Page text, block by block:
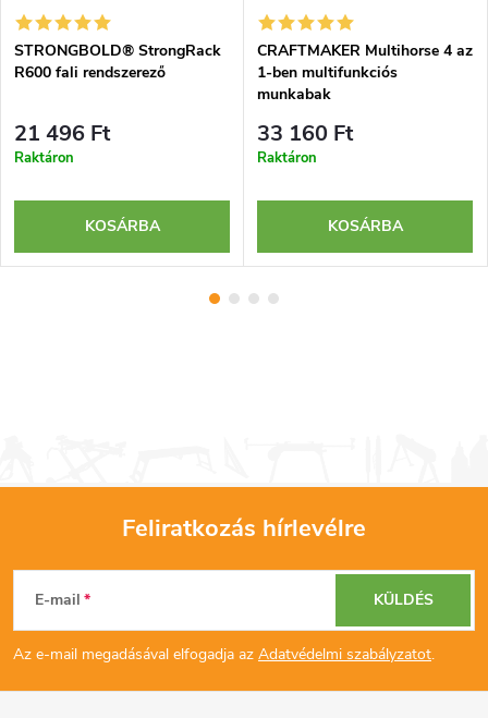
STRONGBOLD® StrongRack
R600 fali rendszerező
21 496 Ft
Raktáron
KOSÁRBA
CRAFTMAKER Multihorse 4 az
1-ben multifunkciós
munkabak
33 160 Ft
Raktáron
KOSÁRBA
L
á
b
Feliratkozás hírlevélre
E-mail
Az e-mail megadásával elfogadja az Adatvédelmi szabályzatot.
KÜLDÉS